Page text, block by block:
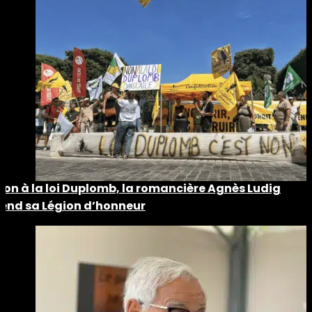
à la loi Duplomb, la romancière Agnès Ludig
sa Légion d’honneur